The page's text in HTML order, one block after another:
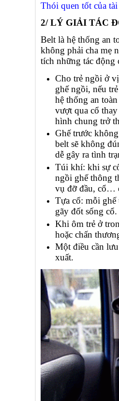
Thói quen tốt của
2/ LÝ GIẢI TÁC
Belt là hệ thống an
không phải cha mẹ
tích những tác động
Cho trẻ ngồi ở
ghế ngồi, nếu
hệ thống an
vượt qua cổ
hình chung trở
Ghế trước
belt sẽ không
dễ gây ra tình
Túi khí: khi sự
ngồi ghế thông
vụ đỡ đầu, cổ…
Tựa cổ: mỗi ghế
gãy đốt sống
Khi ôm trẻ ở
hoặc chấn
Một điều cần
xuất.